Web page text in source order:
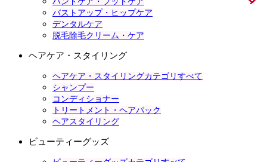
バストアップ・ヒップケア
デンタルケア
脱毛除毛クリーム・ケア
ヘアケア・スタイリング
ヘアケア・スタイリングカテゴリすべて
シャンプー
コンディショナー
トリートメント・ヘアパック
ヘアスタイリング
ビューティーグッズ